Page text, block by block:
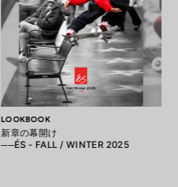
LOOKBOOK
新章の幕開け
──ÉS - FALL / WINTER 2025